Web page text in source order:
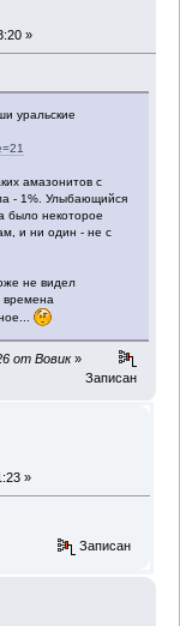
»
уральские
амазонитов с
- 1%. Улыбающийся
было некоторое
и ни один - не с
не видел
от Вовик»
Записан
»
Записан